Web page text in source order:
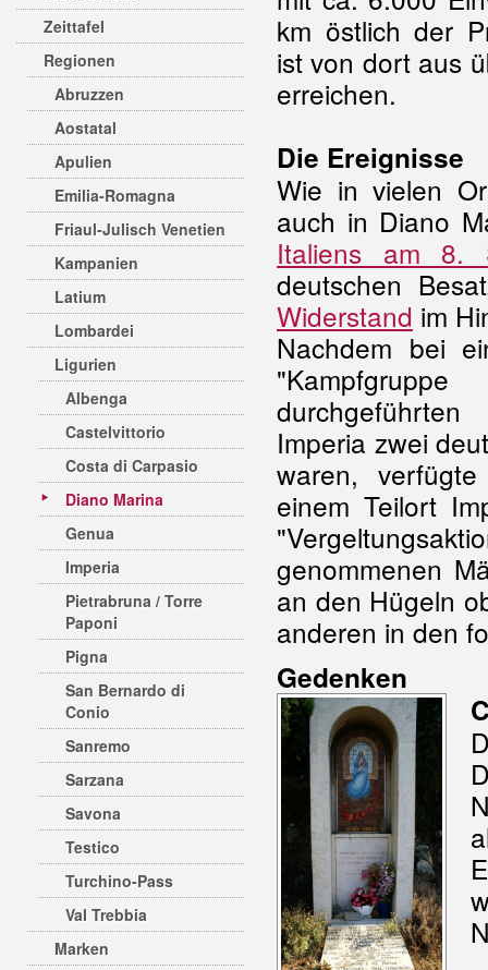
Zeittafel
Regionen
Abruzzen
Aostatal
Apulien
Emilia-Romagna
Friaul-Julisch Venetien
Kampanien
Latium
Lombardei
Ligurien
Albenga
Castelvittorio
Costa di Carpasio
Diano Marina
Genua
Imperia
Pietrabruna / Torre
Paponi
Pigna
San Bernardo di
Conio
Sanremo
Sarzana
Savona
Testico
Turchino-Pass
Val Trebbia
Marken
km östlich der
ist von dort aus
erreichen.
Die Ereignisse
Wie in vielen
auch in Diano
Italiens am 8.
deutschen
Widerstand im
Nachdem bei
durchgeführten
Imperia zwei
waren,
einem Teilort
genommenen
an den Hügeln
anderen in den
Gedenken